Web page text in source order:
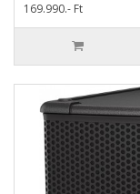
169.990.- Ft